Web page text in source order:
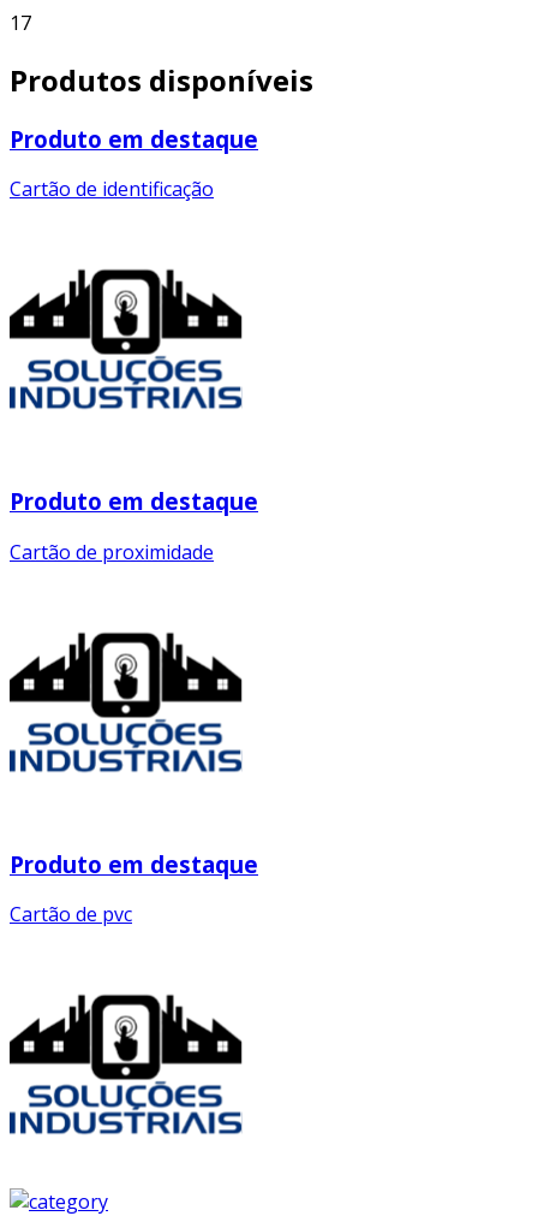
17
Produtos disponíveis
Produto em destaque
Cartão de identificação
Produto em destaque
Cartão de proximidade
Produto em destaque
Cartão de pvc